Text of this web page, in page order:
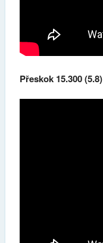
Přeskok 15.300 (5.8)